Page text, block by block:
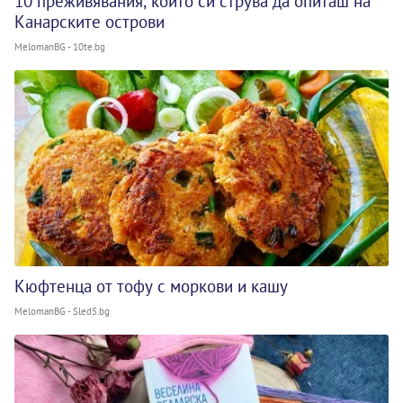
Канарските острови
MelomanBG - 10te.bg
Кюфтенца от тофу с моркови и кашу
MelomanBG - Sled5.bg